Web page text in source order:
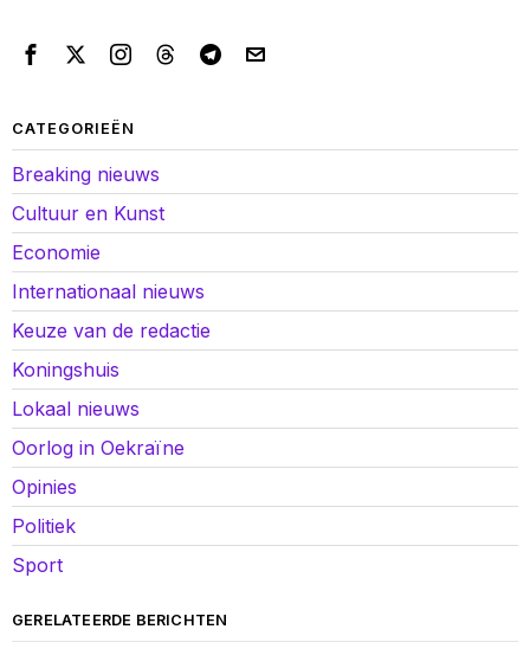
CATEGORIEËN
Breaking nieuws
Cultuur en Kunst
Economie
Internationaal nieuws
Keuze van de redactie
Koningshuis
Lokaal nieuws
Oorlog in Oekraïne
Opinies
Politiek
Sport
GERELATEERDE BERICHTEN